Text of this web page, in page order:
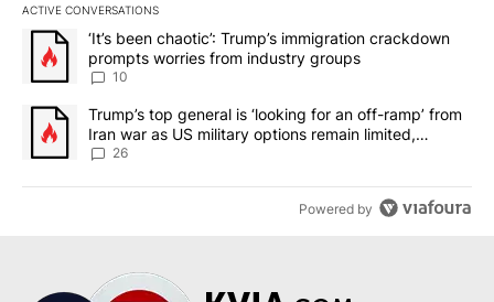
ACTIVE CONVERSATIONS
The following is a list of the most commented articles in the last
A trending article titled "‘It’s been chaotic’: Trump’s
‘It’s been chaotic’: Trump’s immigration crackdown
prompts worries from industry groups
10
A trending article titled "Trump’s top general is ‘looking for an
Trump’s top general is ‘looking for an off-ramp’ from
Iran war as US military options remain limited,
sources say
26
Powered by